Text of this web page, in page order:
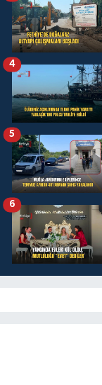
4
5
6